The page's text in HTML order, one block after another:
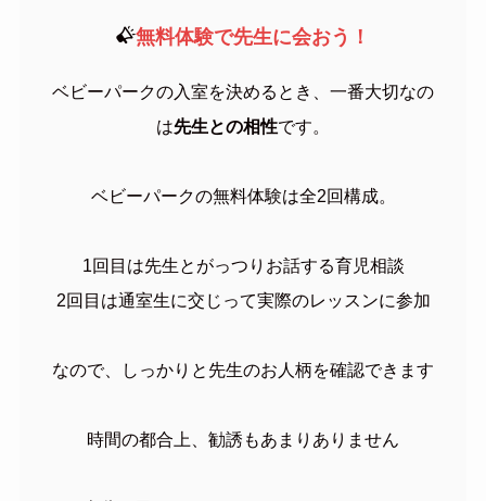
無料体験で先生に会おう！
ベビーパークの入室を決めるとき、一番大切なの
は先生との相性です。
ベビーパークの無料体験は全2回構成。
1回目は先生とがっつりお話する育児相談
2回目は通室生に交じって実際のレッスンに参加
なので、しっかりと先生のお人柄を確認できます
時間の都合上、勧誘もあまりありません